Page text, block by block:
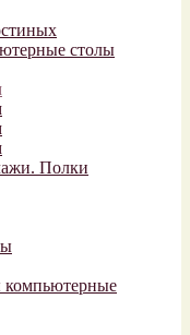
столы
Полки